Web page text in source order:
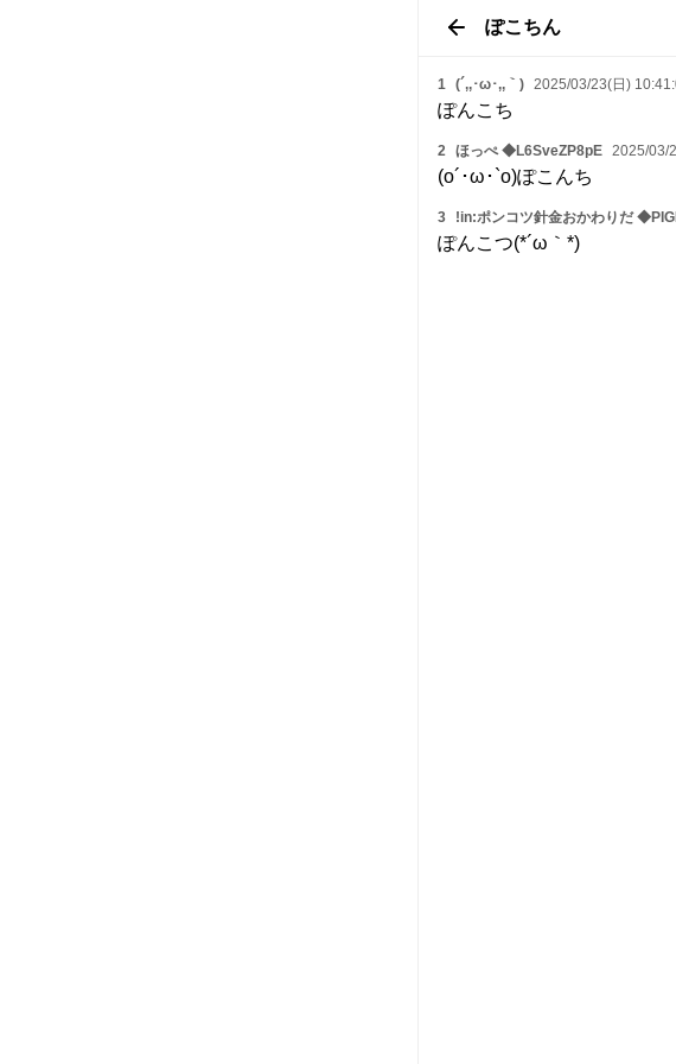
ぽこちん
1 (´,,･ω･,,｀) 2025/03/23(日)
ぽんこち
2 ほっぺ ◆L6SveZP8pE 2025/03/
(o´･ω･`o)ぽこんち
3 !in:ポンコツ針金おかわりだ
ぽんこつ(*´ω｀*)